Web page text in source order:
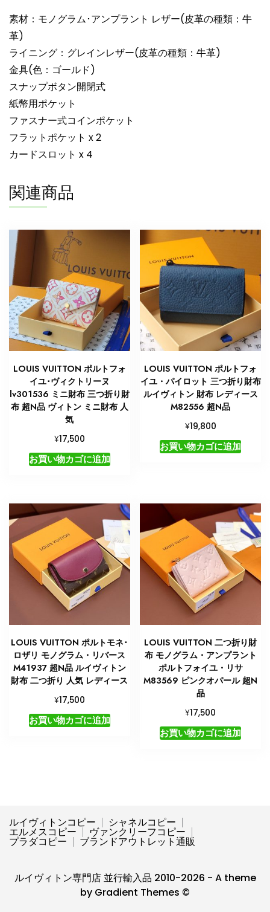
素材：モノグラム･アンプラント レザー(皮革の種類：牛
革)
ライニング：グレインレザー(皮革の種類：牛革)
金具(色：ゴールド)
スナップボタン開閉式
紙幣用ポケット
ファスナー式コインポケット
フラットポケット x 2
カードスロット x 4
関連商品
LOUIS VUITTON ポルトフォ
イユ･ヴィクトリーヌ
lv301536 ミニ財布 三つ折り財
布 超N品 ヴィトン ミニ財布 人
気
¥17,500
お買い物カゴに追加
LOUIS VUITTON ポルトフォ
イユ・パイロット 三つ折り財布
ルイヴィトン 財布 レディース
M82556 超N品
¥19,800
お買い物カゴに追加
LOUIS VUITTON ポルトモネ･
ロザリ モノグラム・リバース
M41937 超N品 ルイヴィトン
財布 二つ折り 人気 レディース
¥17,500
お買い物カゴに追加
LOUIS VUITTON 二つ折り財
布 モノグラム・アンプラント
ポルトフォイユ・リサ
M83569 ピンクオパール 超N
品
¥17,500
お買い物カゴに追加
ルイヴィトンコピー シャネルコピー
エルメスコピー ヴァンクリーフコピー
プラダコピー ブランドアウトレット通販
ルイヴィトン専門店 並行輸入品 2010-2026 - A theme
by Gradient Themes ©